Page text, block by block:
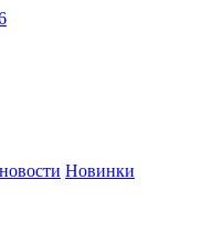
новости Новинки